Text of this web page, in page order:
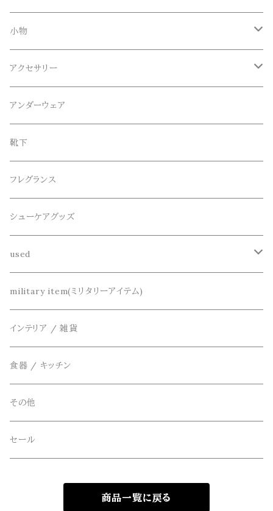
Blundstone(ブランドストーン)
CameOne(ケイムワン)
CANDY DESIGN&WORKS(CDW)
collonil(コロニル)
CountyComm(カウンティーコム)
decka(デカ)
dros dro(ドロスドロ)
DETAIL(ディティール)
THE FLAVOR DESIGN(ザ フレーバーデザイン)
FOB FACTORY(エフオービーファクトリー)
Four Seasons Garage(FSG)
freewaters(フリーウォータース)
Tシャツ
ロンT
シャツ
カーディガン
ボトムス
ロング
ショート
セットアップ
シューズ
シューズ
サンダル
小物
帽子、マフラー、手袋
メガネ、サングラス
ベルト
腕時計
キーアクセサリー
財布、コインケース、マネークリップ
鞄
アクセサリー
リング
ブレスレット、バングル
ネックレス
アンダーウェア
靴下
フレグランス
シューケアグッズ
used
リメイク
アクセサリー
military item(ミリタリーアイテム)
インテリア / 雑貨
食器 / キッチン
その他
セール
商品一覧に戻る